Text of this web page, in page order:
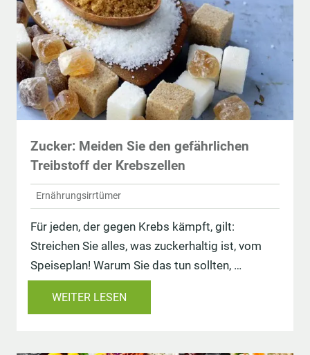
Zucker: Meiden Sie den gefährlichen
Treibstoff der Krebszellen
Ernährungsirrtümer
Für jeden, der gegen Krebs kämpft, gilt:
Streichen Sie alles, was zuckerhaltig ist, vom
Speiseplan! Warum Sie das tun sollten, …
WEITER LESEN